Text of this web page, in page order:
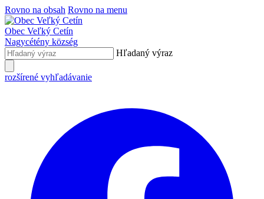
Rovno na obsah Rovno na menu
Obec Veľký Cetín
Nagycétény község
Hľadaný výraz
rozšírené vyhľadávanie